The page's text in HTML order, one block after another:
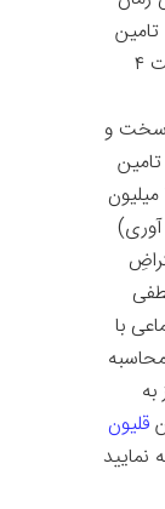
تامین
اجتماعی همچنین به پرداخت پول بابت ۴
سخت و
اجتماعی از آن ها چیزی در حدود ۲۰۰ میلیون
با
قلیون